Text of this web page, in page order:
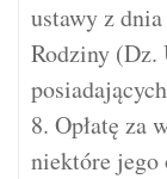
ustawy z
Rodziny (Dz.
8. Opłatę za
niektóre jego